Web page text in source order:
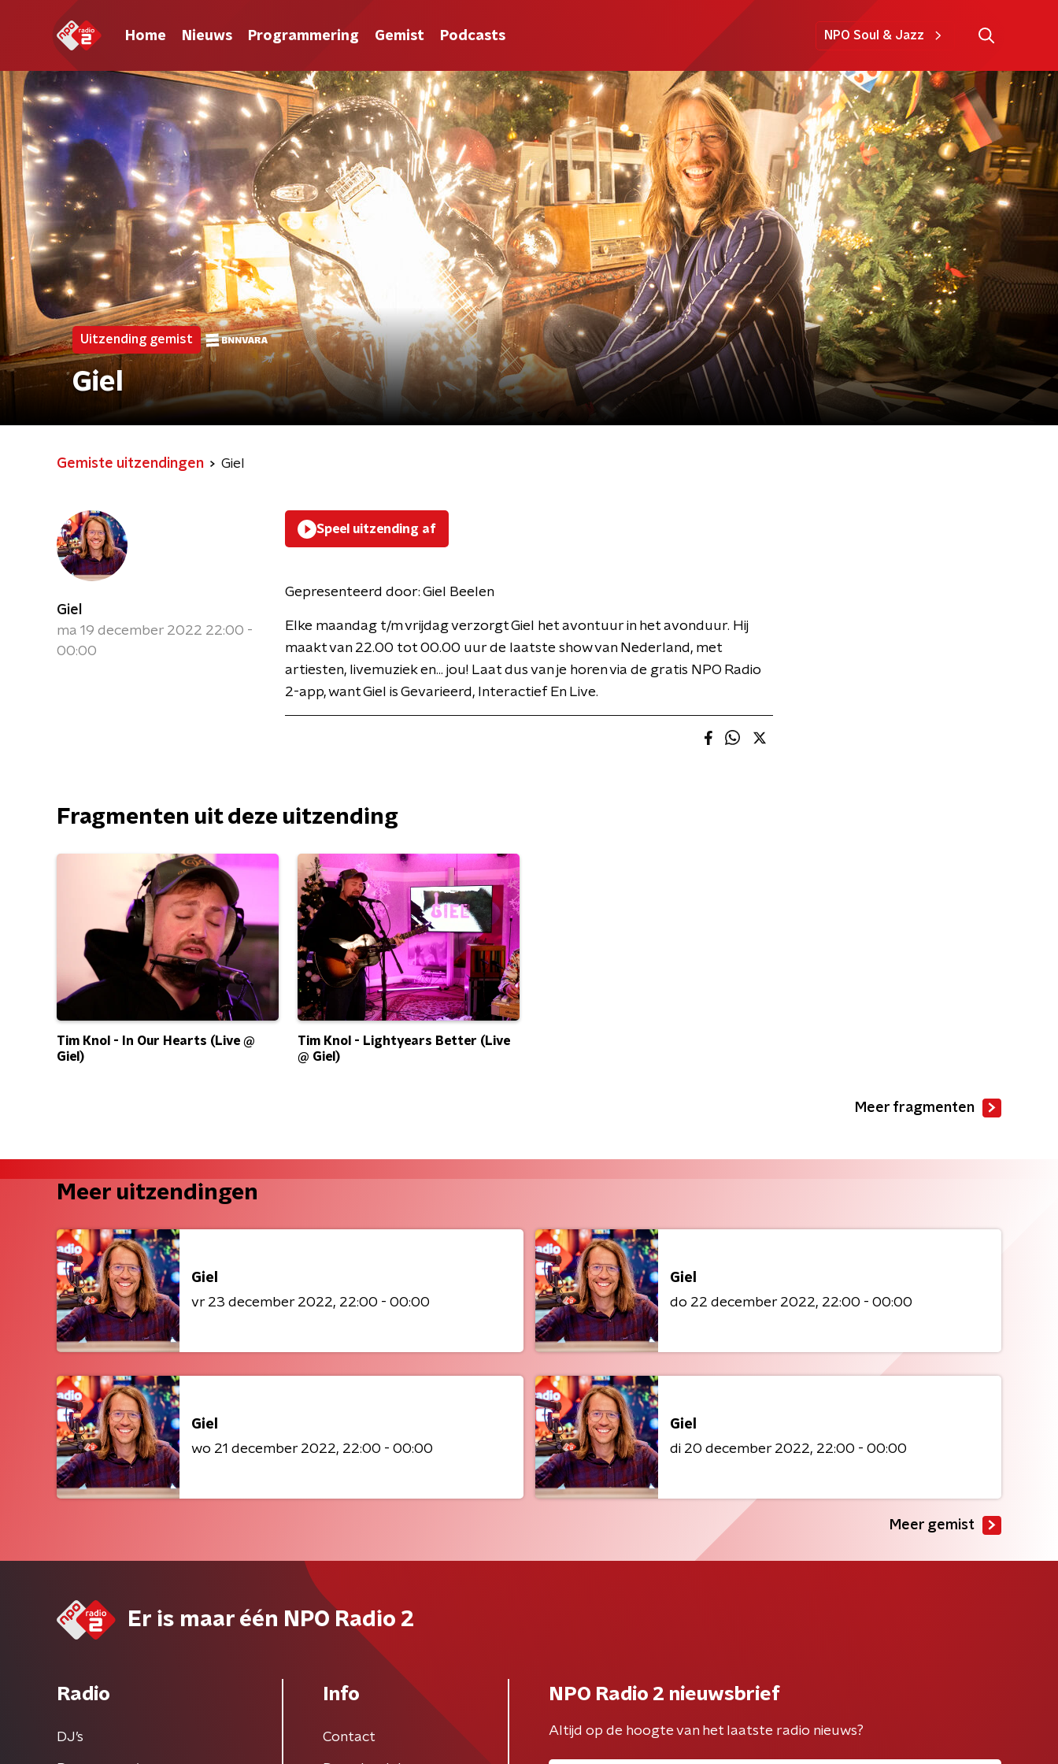
Home Nieuws Programmering Gemist Podcasts NPO Soul & Jazz
Uitzending gemist
Giel
Gemiste uitzendingen Giel
Giel
ma 19 december 2022 22:00 -
00:00
Speel uitzending af
Gepresenteerd door: Giel Beelen
Elke maandag t/m vrijdag verzorgt Giel het avontuur in het avonduur. Hij
maakt van 22.00 tot 00.00 uur de laatste show van Nederland, met
artiesten, livemuziek en... jou! Laat dus van je horen via de gratis NPO Radio
2-app, want Giel is Gevarieerd, Interactief En Live.
Fragmenten uit deze uitzending
Tim Knol - In Our Hearts (Live @
Giel)
Tim Knol - Lightyears Better (Live
@ Giel)
Meer fragmenten
Meer uitzendingen
Giel
vr 23 december 2022 22:00 - 00:00
Giel
do 22 december 2022 22:00 - 00:00
Giel
wo 21 december 2022 22:00 - 00:00
Giel
di 20 december 2022 22:00 - 00:00
Meer gemist
Er is maar één NPO Radio 2
Radio
DJ’s
Info
Contact
NPO Radio 2 nieuwsbrief
Altijd op de hoogte van het laatste radio nieuws?